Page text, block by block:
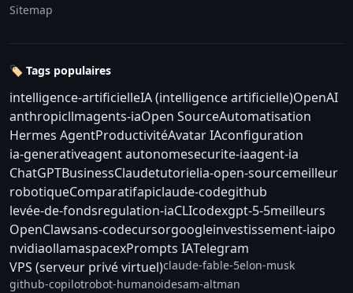
Sitemap
🏷️ Tags populaires
intelligence-artificielleIA (intelligence artificielle)OpenAI
anthropicllmagents-iaOpen SourceAutomatisation
Hermes AgentProductivitéAvatar IAconfiguration
ia-generativeagent autonomesecurite-iaagent-ia
ChatGPTBusinessClaudetutorielia-open-sourcemeilleur
robotiqueComparatifapiclaude-codegithub
levée-de-fondsregulation-iaCLIcodexgpt-5-5meilleurs
OpenClawsans-codecursorgoogleinvestissement-iaipo
nvidiaollamaspacexPrompts IATelegram
VPS (serveur privé virtuel)claude-fable-5elon-musk
github-copilotrobot-humanoidesam-altman